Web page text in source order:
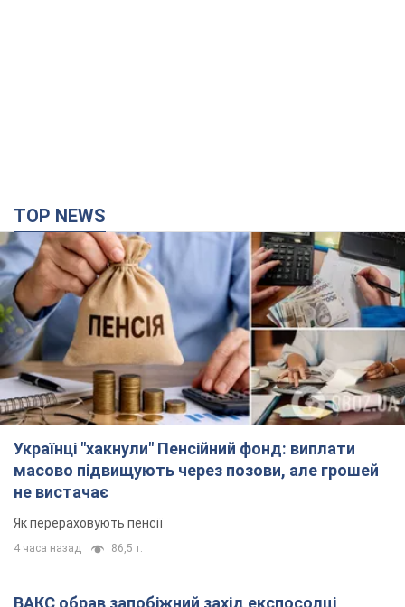
TOP NEWS
Українці "хакнули" Пенсійний фонд: виплати
масово підвищують через позови, але грошей
не вистачає
Як перераховують пенсії
4 часа назад 86,5 т.
ВАКС обрав запобіжний захід експосолці